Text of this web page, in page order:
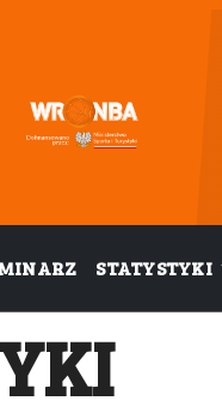
STATYSTYKI